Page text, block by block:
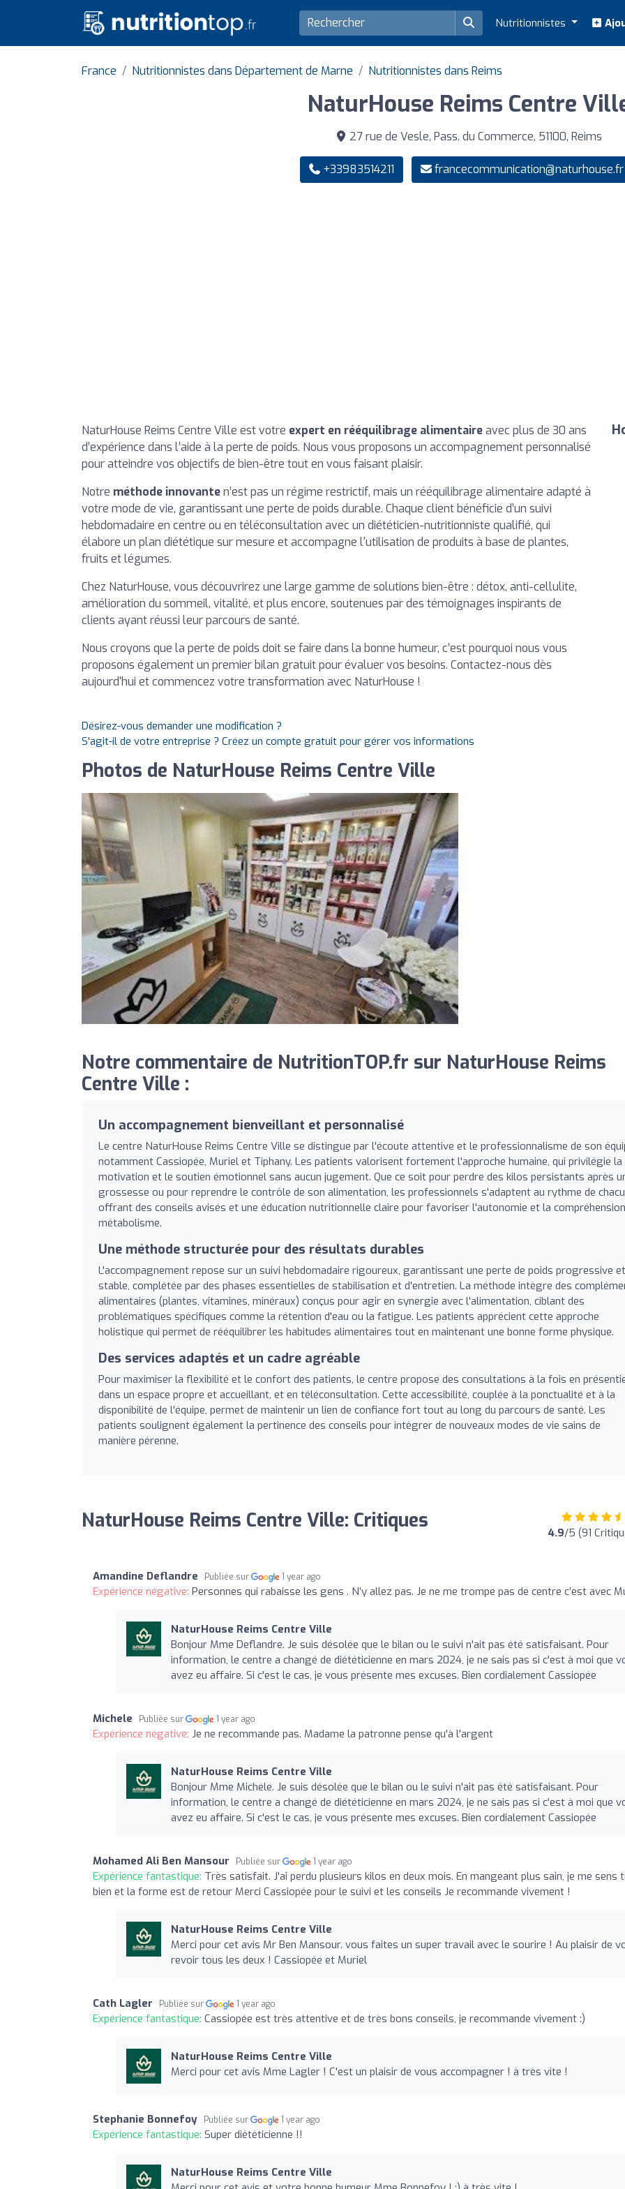
Nutritionnistes
France Nutritionnistes dans Département de Marne Nutritionnistes dans Reims
NaturHouse Reims Centre
27 rue de Vesle, Pass. du Commerce, 51100, Reims
+33983514211 francecommunication@naturhouse.fr
NaturHouse Reims Centre Ville est votre expert en rééquilibrage alimentaireavec plus de 30 ans
d’expérience dans l’aide à la perte de poids. Nous vous proposons un accompagnement personnalisé
pour atteindre vos objectifs de bien-être tout en vous faisant plaisir.
Notre méthode innovanten’est pas un régime restrictif, mais un rééquilibrage alimentaire adapté à
votre mode de vie, garantissant une perte de poids durable. Chaque client bénéficie d’un suivi
hebdomadaire en centre ou en téléconsultation avec un diététicien-nutritionniste qualifié, qui
élabore un plan diététique sur mesure et accompagne l'utilisation de produits à base de plantes,
fruits et légumes.
Chez NaturHouse, vous découvrirez une large gamme de solutions bien-être : détox, anti-cellulite,
amélioration du sommeil, vitalité, et plus encore, soutenues par des témoignages inspirants de
clients ayant réussi leur parcours de santé.
Nous croyons que la perte de poids doit se faire dans la bonne humeur, c’est pourquoi nous vous
proposons également un premier bilan gratuit pour évaluer vos besoins. Contactez-nous dès
aujourd'hui et commencez votre transformation avec NaturHouse !
Désirez-vous demander une modification ?
S'agit-il de votre entreprise ? Créez un compte gratuit pour gérer vos informations
Photos de NaturHouse Reims Centre Ville
Notre commentaire de NutritionTOP.fr sur NaturHouse Reims
Centre Ville :
Un accompagnement bienveillant et personnalisé
Le centre NaturHouse Reims Centre Ville se distingue par l'écoute attentive et le professionnalisme de son
notamment Cassiopée, Muriel et Tiphany. Les patients valorisent fortement l'approche humaine, qui privilégie la
motivation et le soutien émotionnel sans aucun jugement. Que ce soit pour perdre des kilos persistants après
grossesse ou pour reprendre le contrôle de son alimentation, les professionnels s'adaptent au rythme de
offrant des conseils avisés et une éducation nutritionnelle claire pour favoriser l'autonomie et la
métabolisme.
Une méthode structurée pour des résultats durables
L'accompagnement repose sur un suivi hebdomadaire rigoureux, garantissant une perte de poids progressive et
stable, complétée par des phases essentielles de stabilisation et d'entretien. La méthode intègre des
alimentaires (plantes, vitamines, minéraux) conçus pour agir en synergie avec l'alimentation, ciblant des
problématiques spécifiques comme la rétention d'eau ou la fatigue. Les patients apprécient cette approche
holistique qui permet de rééquilibrer les habitudes alimentaires tout en maintenant une bonne forme physique.
Des services adaptés et un cadre agréable
Pour maximiser la flexibilité et le confort des patients, le centre propose des consultations à la fois en
dans un espace propre et accueillant, et en téléconsultation. Cette accessibilité, couplée à la ponctualité et à la
disponibilité de l'équipe, permet de maintenir un lien de confiance fort tout au long du parcours de santé. Les
patients soulignent également la pertinence des conseils pour intégrer de nouveaux modes de vie sains de
manière pérenne.
NaturHouse Reims Centre Ville: Critiques 4.9/5 (91
Amandine Deflandre Publiée sur 1 year ago
Expérience négative: Personnes qui rabaisse les gens . N’y allez pas. Je ne me trompe pas de centre c’est avec
NaturHouse Reims Centre Ville
Bonjour Mme Deflandre. Je suis désolée que le bilan ou le suivi n'ait pas été satisfaisant. Pour
information, le centre a changé de diététicienne en mars 2024, je ne sais pas si c'est à moi que
avez eu affaire. Si c'est le cas, je vous présente mes excuses. Bien cordialement Cassiopée
Michele Publiée sur 1 year ago
Expérience négative: Je ne recommande pas. Madame la patronne pense qu'à l'argent
NaturHouse Reims Centre Ville
Bonjour Mme Michele. Je suis désolée que le bilan ou le suivi n'ait pas été satisfaisant. Pour
information, le centre a changé de diététicienne en mars 2024, je ne sais pas si c'est à moi que
avez eu affaire. Si c'est le cas, je vous présente mes excuses. Bien cordialement Cassiopée
Mohamed Ali Ben Mansour Publiée sur 1 year ago
Expérience fantastique: Très satisfait. J'ai perdu plusieurs kilos en deux mois. En mangeant plus sain, je me sens
bien et la forme est de retour Merci Cassiopée pour le suivi et les conseils Je recommande vivement !
NaturHouse Reims Centre Ville
Merci pour cet avis Mr Ben Mansour. vous faites un super travail avec le sourire ! Au plaisir de
revoir tous les deux ! Cassiopée et Muriel
Cath Lagler Publiée sur 1 year ago
Expérience fantastique: Cassiopée est très attentive et de très bons conseils, je recommande vivement :)
NaturHouse Reims Centre Ville
Merci pour cet avis Mme Lagler ! C'est un plaisir de vous accompagner ! à très vite !
Stephanie Bonnefoy Publiée sur 1 year ago
Expérience fantastique: Super diététicienne !!
NaturHouse Reims Centre Ville